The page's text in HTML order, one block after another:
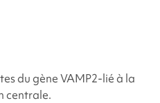
du gèneVAMP2-lié à la
centrale.